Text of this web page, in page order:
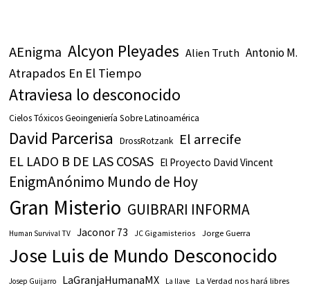
AEnigma Alcyon Pleyades Alien Truth Antonio M.
Atrapados En El Tiempo
Atraviesa lo desconocido
Cielos Tóxicos Geoingeniería Sobre Latinoamérica
David Parcerisa DrossRotzank El arrecife
EL LADO B DE LAS COSAS El Proyecto David Vincent
EnigmAnónimo Mundo de Hoy
Gran Misterio GUIBRARI INFORMA
Human Survival TV Jaconor 73 JC Gigamisterios Jorge Guerra
Jose Luis de Mundo Desconocido
Josep Guijarro LaGranjaHumanaMX La llave La Verdad nos hará libres